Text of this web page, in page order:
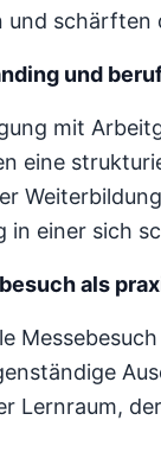
und schärften
und
mit
eine
in einer sich
als
Lernraum,